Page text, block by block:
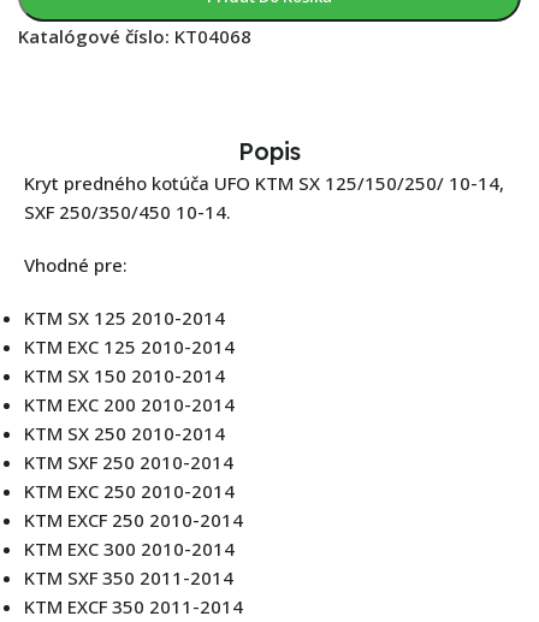
Katalógové číslo: KT04068
Popis
Kryt predného kotúča UFO KTM SX 125/150/250/ 10-14,
SXF 250/350/450 10-14.
Vhodné pre:
KTM SX 125 2010-2014
KTM EXC 125 2010-2014
KTM SX 150 2010-2014
KTM EXC 200 2010-2014
KTM SX 250 2010-2014
KTM SXF 250 2010-2014
KTM EXC 250 2010-2014
KTM EXCF 250 2010-2014
KTM EXC 300 2010-2014
KTM SXF 350 2011-2014
KTM EXCF 350 2011-2014